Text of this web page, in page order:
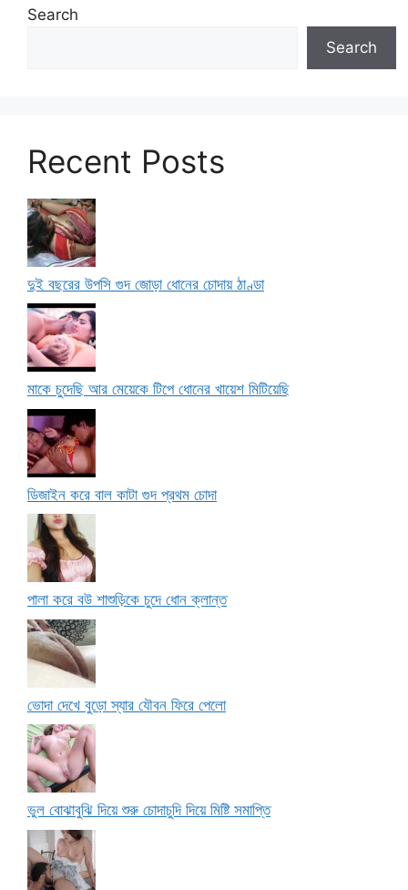
Search
Search
Recent Posts
দুই বছরের উপসি গুদ জোড়া ধোনের চোদায় ঠাণ্ডা
মাকে চুদেছি আর মেয়েকে টিপে ধোনের খায়েশ মিটিয়েছি
ডিজাইন করে বাল কাটা গুদ প্রথম চোদা
পালা করে বউ শাশুড়িকে চুদে ধোন ক্লান্ত
ভোদা দেখে বুড়ো স্যার যৌবন ফিরে পেলো
ভুল বোঝাবুঝি দিয়ে শুরু চোদাচুদি দিয়ে মিষ্টি সমাপ্তি